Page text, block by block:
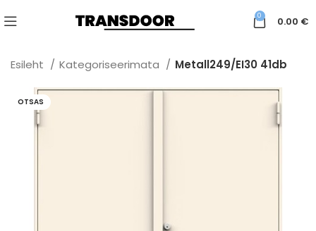
0 0.00 €
Esileht Kategoriseerimata Metall249/EI30 41db
OTSAS